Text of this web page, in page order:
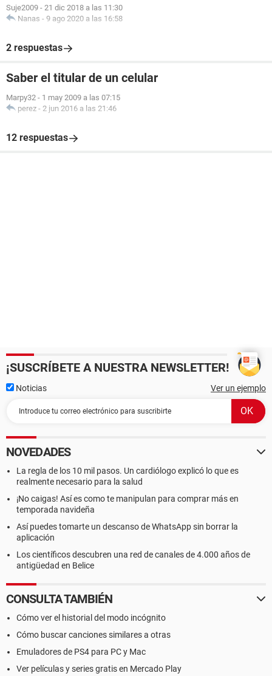
Suje2009 - 21 dic 2018 a las 11:30
Nanas - 9 ago 2020 a las 16:58
2 respuestas
Saber el titular de un celular
Marpy32 - 1 may 2009 a las 07:15
perez - 2 jun 2016 a las 21:46
12 respuestas
¡SUSCRÍBETE A NUESTRA NEWSLETTER!
Noticias Ver un ejemplo
NOVEDADES
La regla de los 10 mil pasos. Un cardiólogo explicó lo que es
realmente necesario para la salud
¡No caigas! Así es como te manipulan para comprar más en
temporada navideña
Así puedes tomarte un descanso de WhatsApp sin borrar la
aplicación
Los científicos descubren una red de canales de 4.000 años de
antigüedad en Belice
CONSULTA TAMBIÉN
Cómo ver el historial del modo incógnito
Cómo buscar canciones similares a otras
Emuladores de PS4 para PC y Mac
Ver películas y series gratis en Mercado Play